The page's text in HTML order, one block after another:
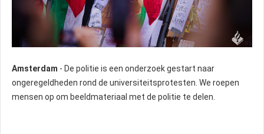
Amsterdam - De politie is een onderzoek gestart naar
ongeregeldheden rond de universiteitsprotesten. We roepen
mensen op om beeldmateriaal met de politie te delen.